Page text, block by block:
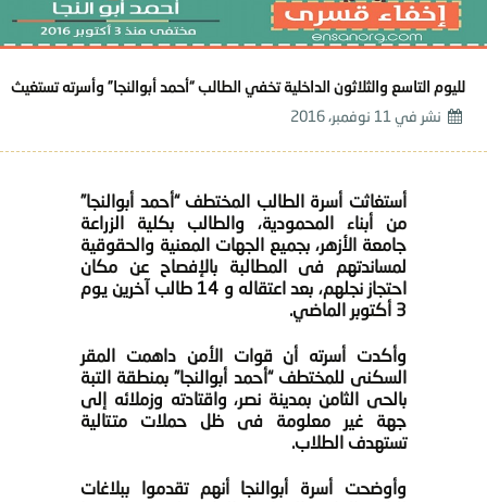
لليوم التاسع والثلاثون الداخلية تخفي الطالب “أحمد أبوالنجا” وأسرته تستغيث
نشر في 11 نوفمبر، 2016
أستغاثت أسرة الطالب المختطف “أحمد أبوالنجا”
من أبناء المحمودية، والطالب بكلية الزراعة
جامعة الأزهر، بجميع الجهات المعنية والحقوقية
لمساندتهم فى المطالبة بالإفصاح عن مكان
احتجاز نجلهم، بعد اعتقاله و 14 طالب آخرين يوم
3 أكتوبر الماضي.
وأكدت أسرته أن قوات الأمن داهمت المقر
السكنى للمختطف “أحمد أبوالنجا” بمنطقة التبة
بالحى الثامن بمدينة نصر، واقتادته وزملائه إلى
جهة غير معلومة فى ظل حملات متتالية
تستهدف الطلاب.
وأوضحت أسرة أبوالنجا أنهم تقدموا ببلاغات